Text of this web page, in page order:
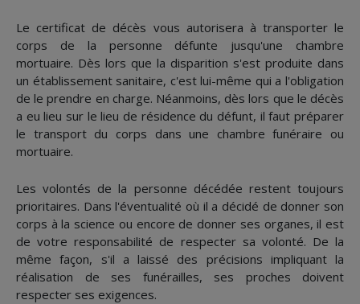
Le certificat de décès vous autorisera à transporter le
corps de la personne défunte jusqu'une chambre
mortuaire. Dès lors que la disparition s'est produite dans
un établissement sanitaire, c'est lui-même qui a l'obligation
de le prendre en charge. Néanmoins, dès lors que le décès
a eu lieu sur le lieu de résidence du défunt, il faut préparer
le transport du corps dans une chambre funéraire ou
mortuaire.
Les volontés de la personne décédée restent toujours
prioritaires. Dans l'éventualité où il a décidé de donner son
corps à la science ou encore de donner ses organes, il est
de votre responsabilité de respecter sa volonté. De la
même façon, s'il a laissé des précisions impliquant la
réalisation de ses funérailles, ses proches doivent
respecter ses exigences.